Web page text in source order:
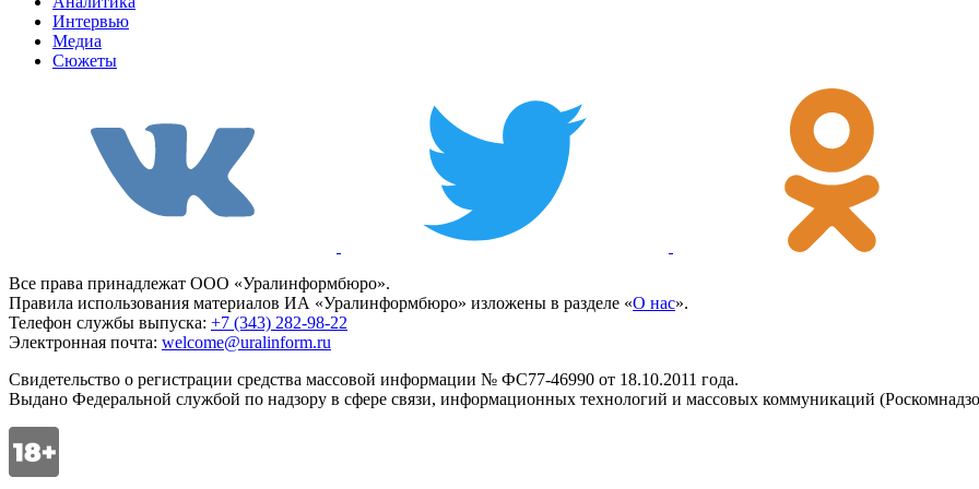
Интервью
Медиа
Сюжеты
Все права принадлежат ООО «Уралинформбюро».
Правила использования материалов ИА «Уралинформбюро» изложены в разделе «О нас».
Телефон службы выпуска: +7 (343) 282-98-22
Электронная почта: welcome@uralinform.ru
Свидетельство о регистрации средства массовой информации № ФС77-46990 от 18.10.2011 года.
Выдано Федеральной службой по надзору в сфере связи, информационных технологий и массовых коммуникаций